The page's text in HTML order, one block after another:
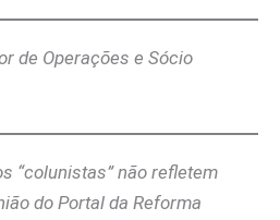
de Operações e Sócio
“colunistas” não refletem
do Portal da Reforma